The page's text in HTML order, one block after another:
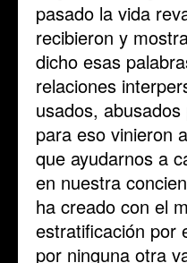
pasado la vida
recibieron y
dicho esas
relaciones
usados,
para eso vinieron
que ayudarnos a
en nuestra
ha creado con el
estratificación por
por ninguna otra